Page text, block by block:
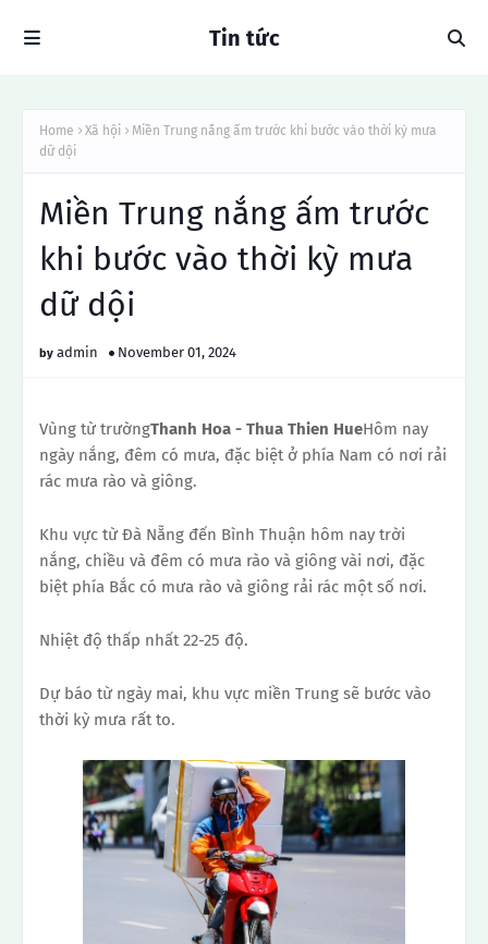
Tin tức
Home Xã hội
Miền Trung nắng ấm trước khi bước vào thời kỳ mưa
dữ dội
Miền Trung nắng ấm trước
khi bước vào thời kỳ mưa
dữ dội
admin November 01, 2024
Vùng từ trườngThanh Hoa - Thua Thien HueHôm nay
ngày nắng, đêm có mưa, đặc biệt ở phía Nam có nơi rải
rác mưa rào và giông.
Khu vực từ Đà Nẵng đến Bình Thuận hôm nay trời
nắng, chiều và đêm có mưa rào và giông vài nơi, đặc
biệt phía Bắc có mưa rào và giông rải rác một số nơi.
Nhiệt độ thấp nhất 22-25 độ.
Dự báo từ ngày mai, khu vực miền Trung sẽ bước vào
thời kỳ mưa rất to.